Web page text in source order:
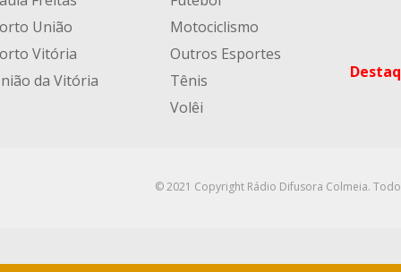
União
Vitória
da Vitória
Motociclismo
Outros Esportes
Tênis
Volêi
© 2021 Copyright Rádio Difusora Colmeia.